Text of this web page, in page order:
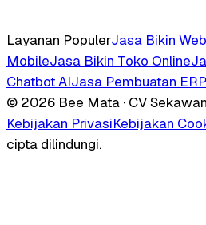
Layanan PopulerJasa Bikin
MobileJasa Bikin Toko Online
Chatbot AIJasa Pembuatan ERP
© 2026 Bee Mata · CV
Kebijakan PrivasiKebijakan
cipta dilindungi.